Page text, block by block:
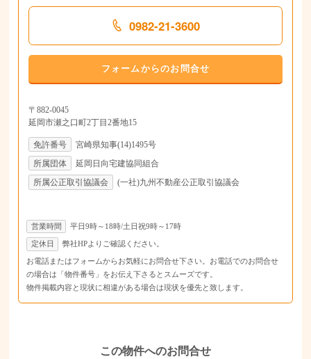
0982-21-3600
フォームからのお問合せ
〒882-0045
延岡市瀬之口町2丁目2番地15
免許番号
宮崎県知事(14)1495号
所属団体
延岡日向宅建協同組合
所属公正取引協議会
(一社)九州不動産公正取引協議会
営業時間 平日9時～18時/土日祝9時～17時
定休日 弊社HPよりご確認ください。
お電話またはフォームからお気軽にお問合せ下さい。お電話でのお問合せ
の場合は「物件番号」をお伝え下さるとスムーズです。
物件掲載内容と現状に相違がある場合は現状を優先と致します。
この物件へのお問合せ